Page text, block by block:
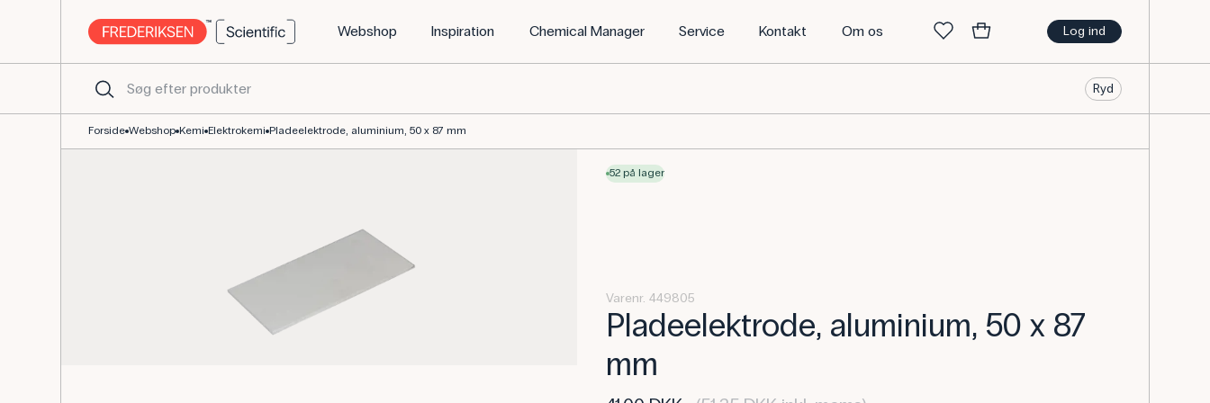
Log ind
Webshop Inspiration Chemical Manager Service Kontakt Om os
Ryd
Forside Webshop Kemi Elektrokemi Pladeelektrode, aluminium, 50 x 87 mm
52 på lager
Varenr. 449805
Pladeelektrode, aluminium, 50 x 87
mm